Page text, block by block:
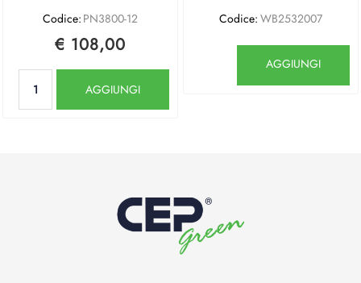
Codice: PN3800-12
€ 108,00
AGGIUNGI
Codice: WB2532007
AGGIUNGI